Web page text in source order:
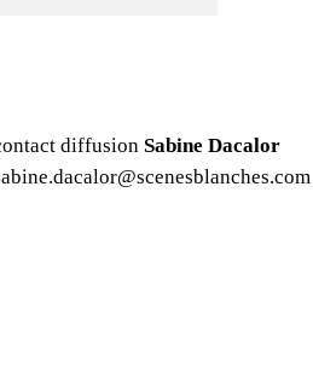
diffusion Sabine Dacalor